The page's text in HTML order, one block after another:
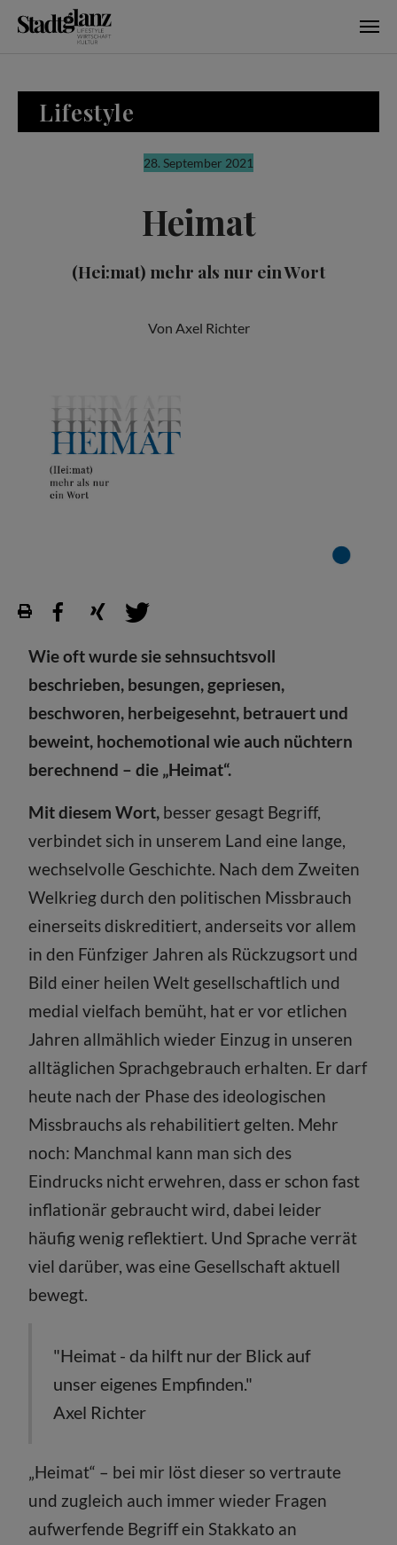
Lifestyle
28. September 2021
Heimat
(Hei:mat) mehr als nur ein Wort
Von Axel Richter
Wie oft wurde sie sehnsuchtsvoll
beschrieben, besungen, gepriesen,
beschworen, herbeigesehnt, betrauert und
beweint, hochemotional wie auch nüchtern
berechnend – die „Heimat“.
Mit diesem Wort, besser gesagt Begriff,
verbindet sich in unserem Land eine lange,
wechselvolle Geschichte. Nach dem Zweiten
Welkrieg durch den politischen Missbrauch
einerseits diskreditiert, anderseits vor allem
in den Fünfziger Jahren als Rückzugsort und
Bild einer heilen Welt gesellschaftlich und
medial vielfach bemüht, hat er vor etlichen
Jahren allmählich wieder Einzug in unseren
alltäglichen Sprachgebrauch erhalten. Er darf
heute nach der Phase des ideologischen
Missbrauchs als rehabilitiert gelten. Mehr
noch: Manchmal kann man sich des
Eindrucks nicht erwehren, dass er schon fast
inflationär gebraucht wird, dabei leider
häufig wenig reflektiert. Und Sprache verrät
viel darüber, was eine Gesellschaft aktuell
bewegt.
"Heimat - da hilft nur der Blick auf
unser eigenes Empfinden."
Axel Richter
„Heimat“ – bei mir löst dieser so vertraute
und zugleich auch immer wieder Fragen
aufwerfende Begriff ein Stakkato an